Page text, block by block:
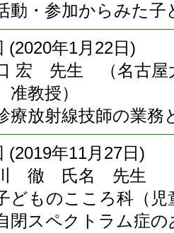
・参加からみた子
(2020年1月22日)
先生 （名古屋大
教授）
放射線技師の業務
(2019年11月27日)
氏名 先生 （愛
ものこころ科（児
スペクトラム症の